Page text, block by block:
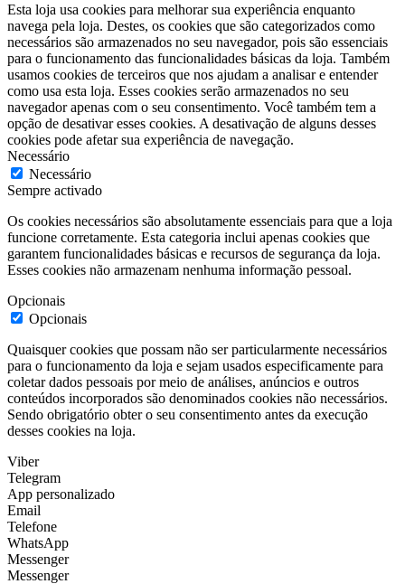
Esta loja usa cookies para melhorar sua experiência enquanto
navega pela loja. Destes, os cookies que são categorizados como
necessários são armazenados no seu navegador, pois são essenciais
para o funcionamento das funcionalidades básicas da loja. Também
usamos cookies de terceiros que nos ajudam a analisar e entender
como usa esta loja. Esses cookies serão armazenados no seu
navegador apenas com o seu consentimento. Você também tem a
opção de desativar esses cookies. A desativação de alguns desses
cookies pode afetar sua experiência de navegação.
Necessário
Necessário
Sempre activado
Os cookies necessários são absolutamente essenciais para que a loja
funcione corretamente. Esta categoria inclui apenas cookies que
garantem funcionalidades básicas e recursos de segurança da loja.
Esses cookies não armazenam nenhuma informação pessoal.
Opcionais
Opcionais
Quaisquer cookies que possam não ser particularmente necessários
para o funcionamento da loja e sejam usados especificamente para
coletar dados pessoais por meio de análises, anúncios e outros
conteúdos incorporados são denominados cookies não necessários.
Sendo obrigatório obter o seu consentimento antes da execução
desses cookies na loja.
Viber
Telegram
App personalizado
Email
Telefone
WhatsApp
Messenger
Messenger